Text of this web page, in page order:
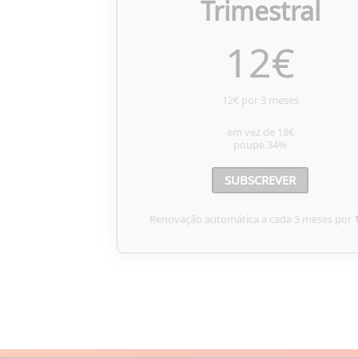
Trimestral
12€
12€ por 3 meses
em vez de 18€
poupe 34%
SUBSCREVER
Renovação automática a cada 3 meses por